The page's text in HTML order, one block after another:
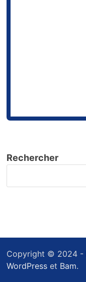
Rechercher
Copyright © 2024 -
WordPresset Bam.